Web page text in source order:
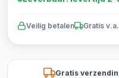
Veilig betalen Gratis
Gratis